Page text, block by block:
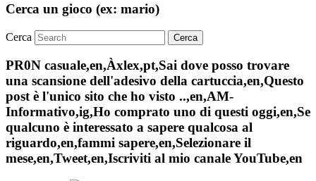
Cerca un gioco (ex: mario)
Cerca
PR0N casuale,en,Àxlex,pt,Sai dove posso trovare
una scansione dell'adesivo della cartuccia,en,Questo
post è l'unico sito che ho visto ..,en,AM-
Informativo,ig,Ho comprato uno di questi oggi,en,Se
qualcuno è interessato a sapere qualcosa al
riguardo,en,fammi sapere,en,Selezionare il
mese,en,Tweet,en,Iscriviti al mio canale YouTube,en